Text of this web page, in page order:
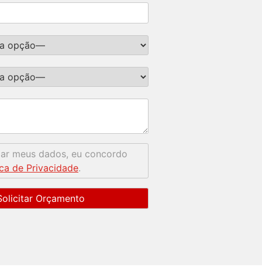
meus dados, eu concordo
de Privacidade.